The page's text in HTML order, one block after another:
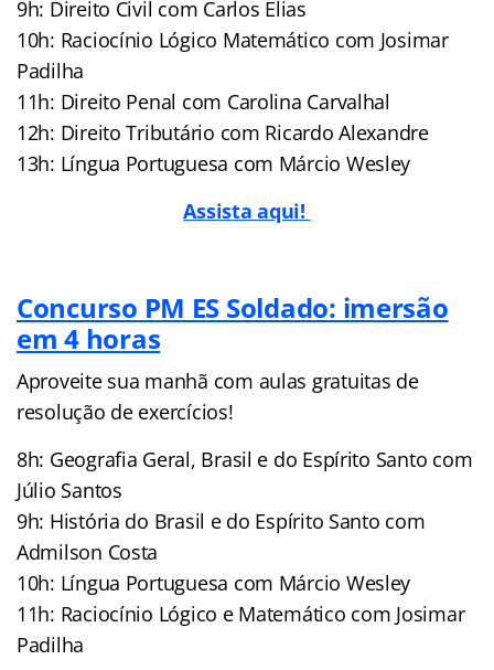
9h: Direito Civil com Carlos Elias
10h: Raciocínio Lógico Matemático com Josimar
Padilha
11h: Direito Penal com Carolina Carvalhal
12h: Direito Tributário com Ricardo Alexandre
13h: Língua Portuguesa com Márcio Wesley
Assista aqui!
Concurso PM ES Soldado: imersão
em 4 horas
Aproveite sua manhã com aulas gratuitas de
resolução de exercícios!
8h: Geografia Geral, Brasil e do Espírito Santo com
Júlio Santos
9h: História do Brasil e do Espírito Santo com
Admilson Costa
10h: Língua Portuguesa com Márcio Wesley
11h: Raciocínio Lógico e Matemático com Josimar
Padilha